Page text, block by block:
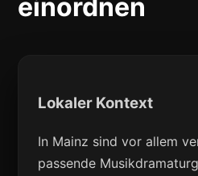
einordnen
Lokaler Kontext
In Mainz sind vor allem
passende